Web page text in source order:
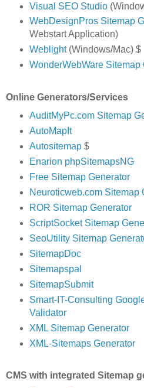
Visual SEO Studio
WebDesignPros Sitemap
Webstart Application)
Weblight(Windows/Mac) $
WonderWebWare Sitemap
Online Generators/Services
AuditMyPc.com Sitemap
AutoMapIt
Autositemap$
Enarion phpSitemapsNG
Free Sitemap Generator
Neuroticweb.com Sitemap
ROR Sitemap Generator
ScriptSocket Sitemap
SeoUtility Sitemap
SitemapDoc
Sitemapspal
SitemapSubmit
Smart-IT-Consulting
Validator
XML Sitemap Generator
XML-Sitemaps Generator
CMS with integrated Sitemap